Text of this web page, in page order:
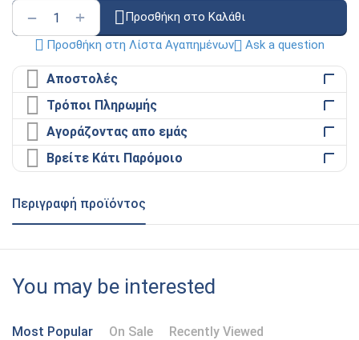
+
−
Προσθήκη στο Καλάθι
Προσθήκη στη Λίστα Αγαπημένων
Ask a question
Αποστολές
Τρόποι Πληρωμής
Αγοράζοντας απο εμάς
Βρείτε Κάτι Παρόμοιο
Περιγραφή προϊόντος
You may be interested
Most Popular On Sale Recently Viewed